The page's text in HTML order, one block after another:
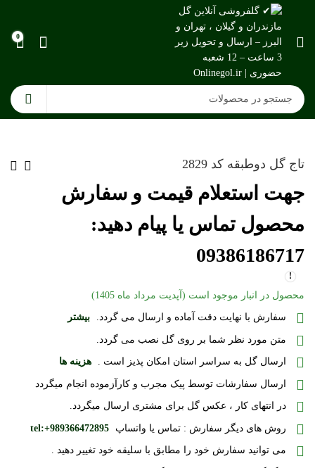
0
تاج گل دوطبقه کد 2829
جهت استعلام قیمت و سفارش
محصول تماس یا پیام دهید:
09386186717
محصول در انبار موجود است (آپدیت مرداد ماه 1405)
سفارش با نهایت دقت آماده و ارسال می گردد. بیشتر
متن مورد نظر شما بر روی گل نصب می گردد.
ارسال گل به سراسر استان امکان پذیز است . هزینه ها
ارسال سفارشات توسط پیک مجرب و کارآزموده انجام میگردد
در انتهای کار ، عکس گل برای مشتری ارسال میگردد.
روش های دیگر سفارش : تماس یا واتساپ tel:+989366472895
می توانید سفارش خود را مطابق با سلیقه خود تغییر دهید .